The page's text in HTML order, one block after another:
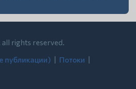
rights reserved.
публикации) | ‍ Потоки | ‍